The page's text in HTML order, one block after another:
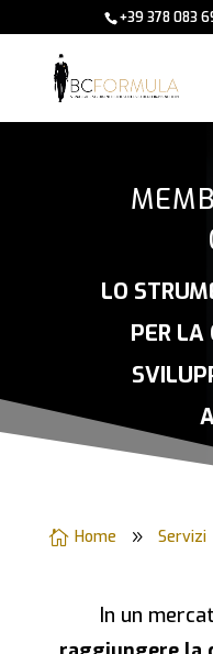
+39 378 083
LO
PER LA
 Home 9 Servizi
In un